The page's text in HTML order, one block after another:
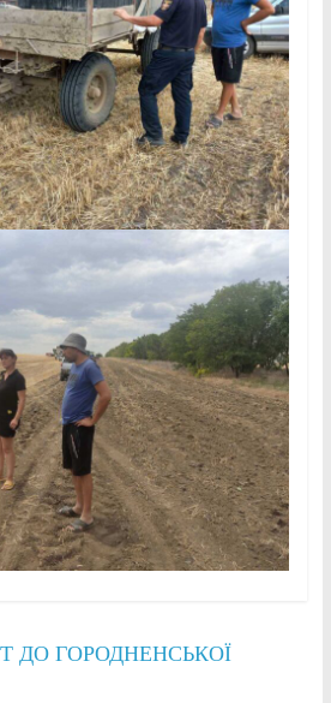
ДО ГОРОДНЕНСЬКОЇ